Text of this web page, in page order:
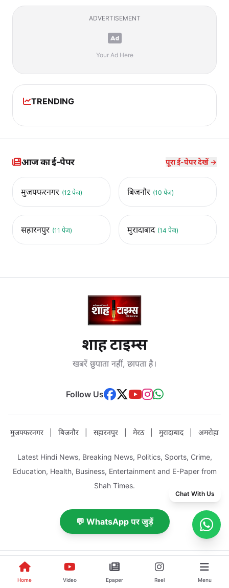
ADVERTISEMENT
Your Ad Here
TRENDING
आज का ई-पेपर पूरा ई-पेपर देखें →
मुजफ्फरनगर (12 पेज) बिजनौर (10 पेज)
सहारनपुर (11 पेज) मुरादाबाद (14 पेज)
शाह टाइम्स
खबरें छुपाता नहीं, छापता है।
Follow Us
मुजफ्फरनगर बिजनौर सहारनपुर मेरठ मुरादाबाद अमरोहा
Latest Hindi News, Breaking News, Politics, Sports, Crime,
Education, Health, Business, Entertainment and E-Paper from
Shah Times.
💬 WhatsApp पर जुड़ें
About Us Advertise With Us Become Reporter| Reporter Panel
Contact Us
Privacy Policy|Terms & Conditions Sitemap
Home Video Epaper Reel Menu
Chat With Us